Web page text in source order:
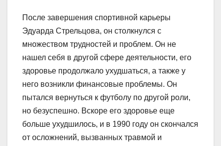
После завершения спортивной карьеры
Эдуарда Стрельцова, он столкнулся с
множеством трудностей и проблем. Он не
нашел себя в другой сфере деятельности, его
здоровье продолжало ухудшаться, а также у
него возникли финансовые проблемы. Он
пытался вернуться к футболу по другой роли,
но безуспешно. Вскоре его здоровье еще
больше ухудшилось, и в 1990 году он скончался
от осложнений, вызванных травмой и